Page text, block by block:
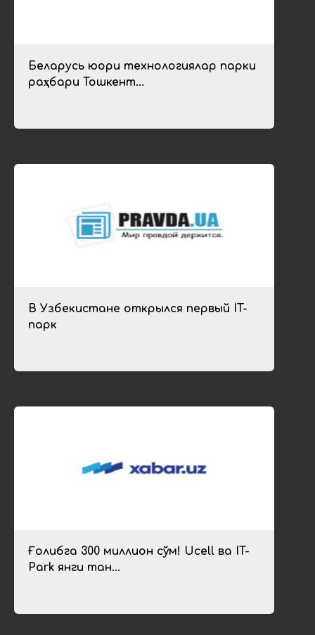
Беларусь юқори технологиялар парки
раҳбари Тошкент...
В Узбекистане открылся первый IT-
парк
Ғолибга 300 миллион сўм! Ucell ва IT-
Park янги тан...